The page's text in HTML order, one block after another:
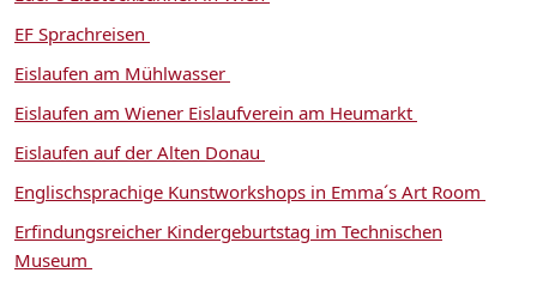
EF Sprachreisen
Eislaufen am Mühlwasser
Eislaufen am Wiener Eislaufverein am Heumarkt
Eislaufen auf der Alten Donau
Englischsprachige Kunstworkshops in Emma´s Art Room
Erfindungsreicher Kindergeburtstag im Technischen
Museum